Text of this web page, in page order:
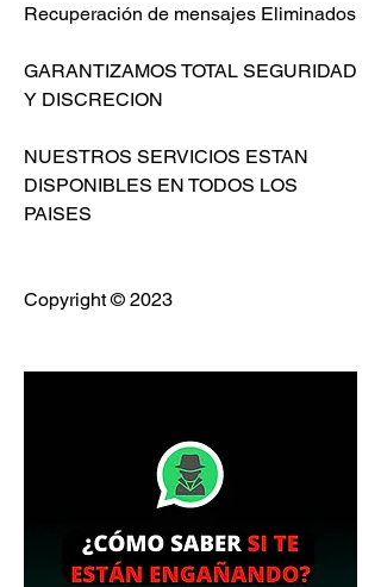
GARANTIZAMOS TOTAL SEGURIDAD
Y DISCRECION
NUESTROS SERVICIOS ESTAN
DISPONIBLES EN TODOS LOS
PAISES
Copyright © 2023